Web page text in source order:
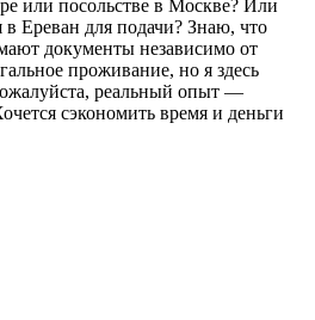
или посольстве в Москве? Или
в Ереван для подачи? Знаю, что
документы независимо от
проживание, но я здесь
реальный опыт —
сэкономить время и деньги